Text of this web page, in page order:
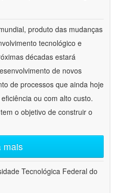
produto das mudanças
tecnológico e
décadas estará
de novos
de processos que ainda hoje
ou com alto custo.
o objetivo de construir o
mais
Tecnológica Federal do